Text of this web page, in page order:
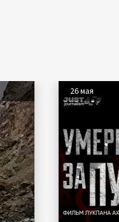
26 мая